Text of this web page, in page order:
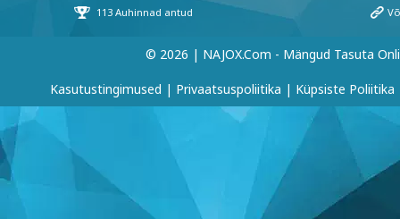
© 2026 | NAJOX.com - Mängud Tasuta
Kasutustingimused | Privaatsuspoliitika | Küpsiste Poliitika